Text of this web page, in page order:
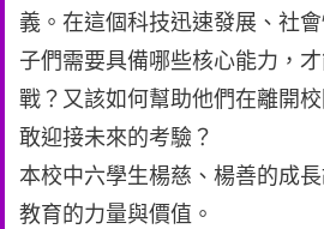
義。在這個科技迅速發展、社
子們需要具備哪些核心能力，
戰？又該如何幫助他們在離開
敢迎接未來的考驗？
本校中六學生楊慈、楊善的成
教育的力量與價值。